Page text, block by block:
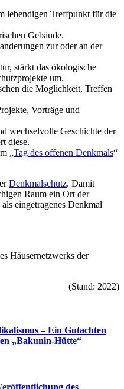
lebendigen Treffpunkt für die
Gebäude.
zur oder an der
stärkt das ökologische
um.
die Möglichkeit, Treffen
Vorträge und
wechselvolle Geschichte der
diese.
„Tag des offenen Denkmals“
Denkmalschutz. Damit
Raum ein Ort der
eingetragenes Denkmal
Häusernetzwerks der
(Stand: 2022)
– Ein Gutachten
„Bakunin-Hütte“